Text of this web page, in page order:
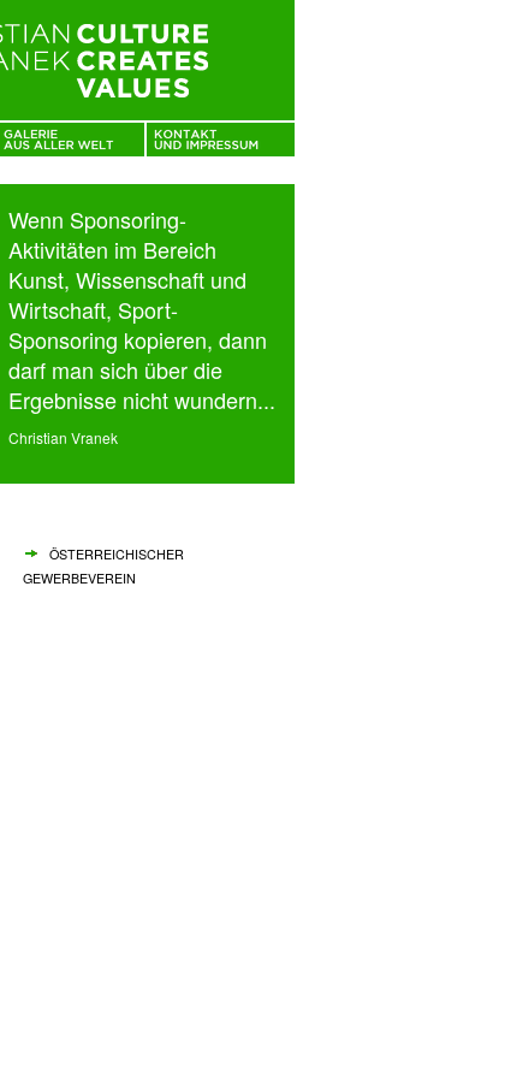
Wenn Sponsoring-
Aktivitäten im Bereich
Kunst, Wissenschaft und
Wirtschaft, Sport-
Sponsoring kopieren, dann
darf man sich über die
Ergebnisse nicht wundern...
Christian Vranek
ÖSTERREICHISCHER
GEWERBEVEREIN